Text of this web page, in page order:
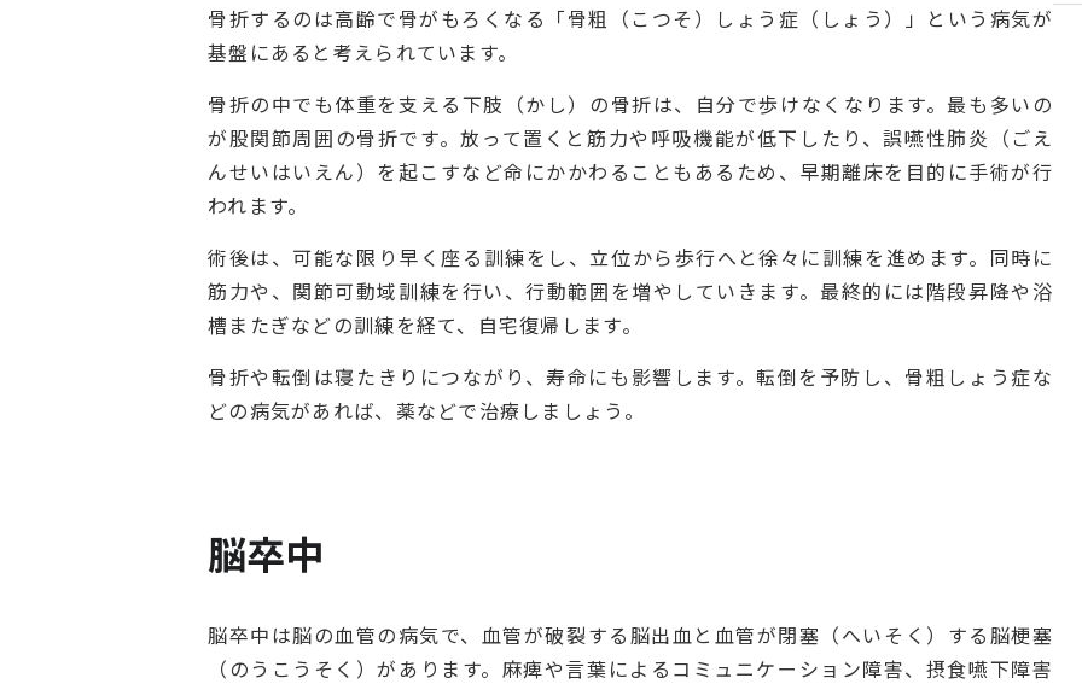
骨折するのは高齢で骨がもろくなる「骨粗（こつそ）しょう症（しょう）」という病気が
基盤にあると考えられています。
骨折の中でも体重を支える下肢（かし）の骨折は、自分で歩けなくなります。最も多いの
が股関節周囲の骨折です。放って置くと筋力や呼吸機能が低下したり、誤嚥性肺炎（ごえ
んせいはいえん）を起こすなど命にかかわることもあるため、早期離床を目的に手術が行
われます。
術後は、可能な限り早く座る訓練をし、立位から歩行へと徐々に訓練を進めます。同時に
筋力や、関節可動域訓練を行い、行動範囲を増やしていきます。最終的には階段昇降や浴
槽またぎなどの訓練を経て、自宅復帰します。
骨折や転倒は寝たきりにつながり、寿命にも影響します。転倒を予防し、骨粗しょう症な
どの病気があれば、薬などで治療しましょう。
脳卒中
脳卒中は脳の血管の病気で、血管が破裂する脳出血と血管が閉塞（へいそく）する脳梗塞
（のうこうそく）があります。麻痺や言葉によるコミュニケーション障害、摂食嚥下障害